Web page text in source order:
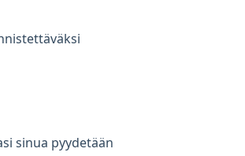
sinua pyydetään